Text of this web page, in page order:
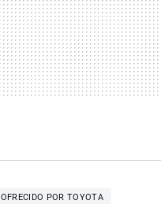
OFRECIDO POR TOYOTA